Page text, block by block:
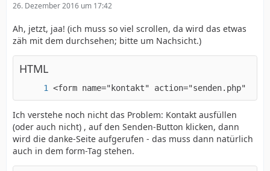
26. Dezember 2016 um 17:42
Ah, jetzt, jaa! (ich muss so viel scrollen, da wird das etwas
zäh mit dem durchsehen; bitte um Nachsicht.)
HTML
<form name="kontakt" action="senden.php"
Ich verstehe noch nicht das Problem: Kontakt ausfüllen
(oder auch nicht) , auf den Senden-Button klicken, dann
wird die danke-Seite aufgerufen - das muss dann natürlich
auch in dem form-Tag stehen.